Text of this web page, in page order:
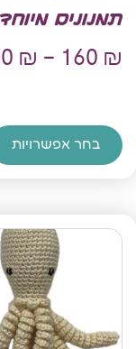
תמנונים
160 ₪
–
₪
בחר אפשרויות